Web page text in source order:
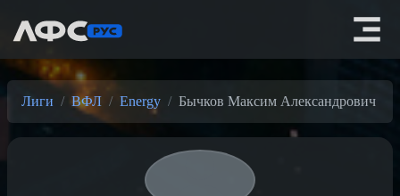
Лиги ВФЛ Energy Бычков Максим Александрович